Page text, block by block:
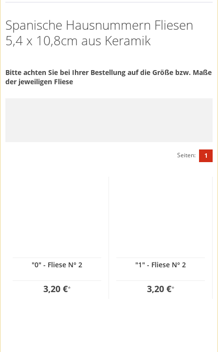
Spanische Hausnummern Fliesen
5,4 x 10,8cm aus Keramik
Bitte achten Sie bei Ihrer Bestellung auf die Größe bzw. Maße
der jeweiligen Fliese
Seiten: 1
"0" - Fliese N° 2
3,20 €*
"1" - Fliese N° 2
3,20 €*